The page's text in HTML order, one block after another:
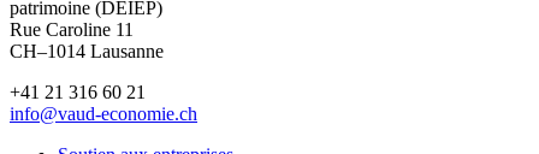
patrimoine (DEIEP)
Rue Caroline 11
CH–1014 Lausanne
+41 21 316 60 21
info@vaud-economie.ch